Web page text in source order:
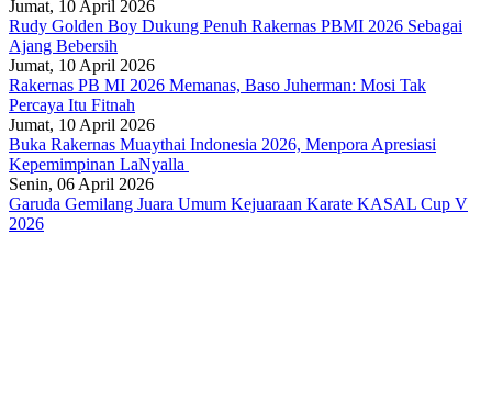
Jumat, 10 April 2026
Rudy Golden Boy Dukung Penuh Rakernas PBMI 2026 Sebagai
Ajang Bebersih
Jumat, 10 April 2026
Rakernas PB MI 2026 Memanas, Baso Juherman: Mosi Tak
Percaya Itu Fitnah
Jumat, 10 April 2026
Buka Rakernas Muaythai Indonesia 2026, Menpora Apresiasi
Kepemimpinan LaNyalla
Senin, 06 April 2026
Garuda Gemilang Juara Umum Kejuaraan Karate KASAL Cup V
2026